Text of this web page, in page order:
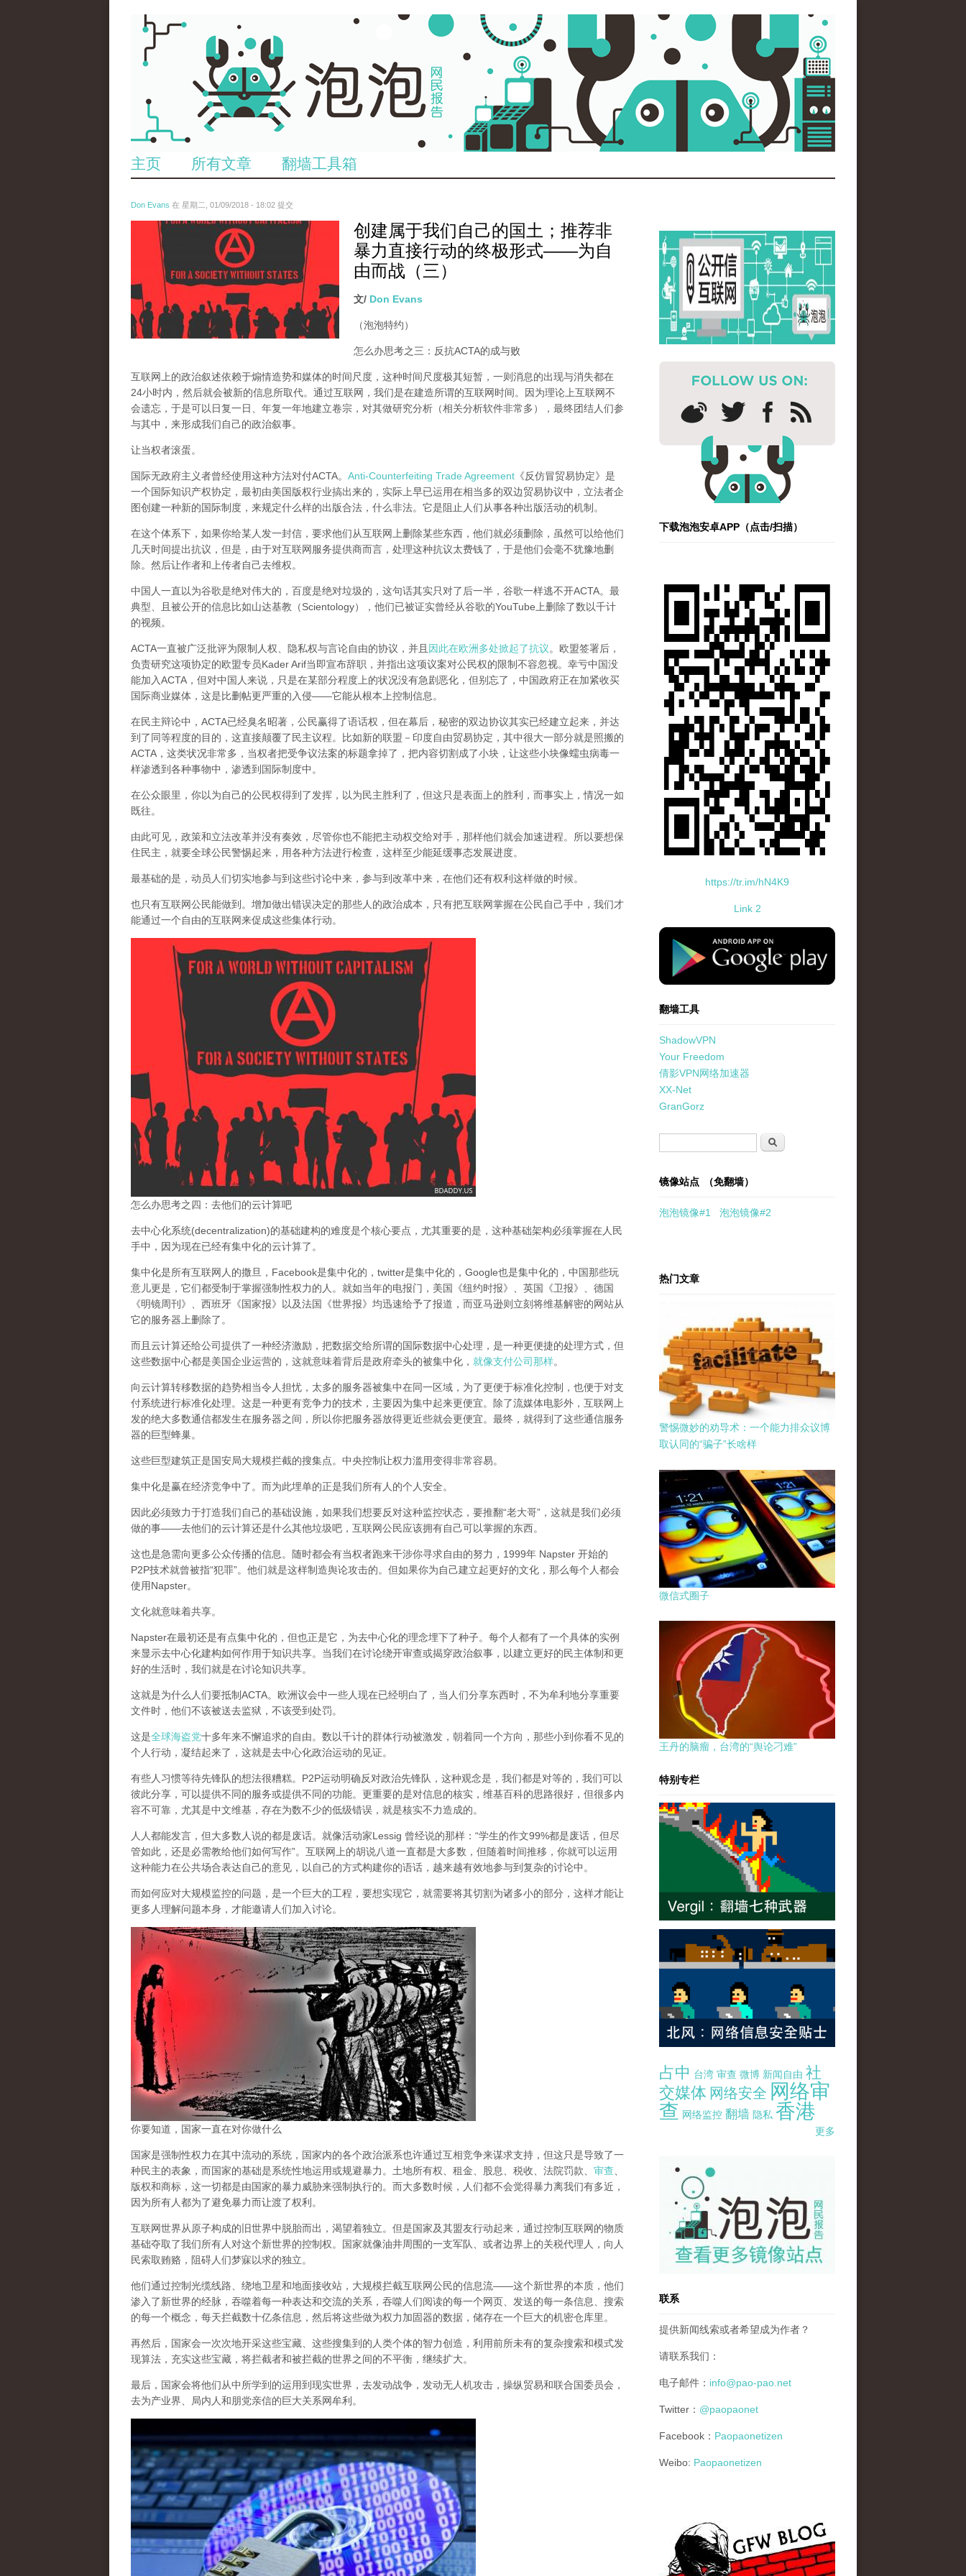
主页 所有文章 翻墙工具箱
Don Evans 在 星期二, 01/09/2018 - 18:02 提交
wechatimg875.jpeg
创建属于我们自己的国土；推荐非
暴力直接行动的终极形式——为自
由而战（三）
文/ Don Evans
（泡泡特约）
怎么办思考之三：反抗ACTA的成与败
互联网上的政治叙述依赖于煽情造势和媒体的时间尺度，这种时间尺度极其短暂，一则消息的出现与消失都在
24小时内，然后就会被新的信息所取代。通过互联网，我们是在建造所谓的互联网时间。因为理论上互联网不
会遗忘，于是可以日复一日、年复一年地建立卷宗，对其做研究分析（相关分析软件非常多）， 最终团结人们参
与其中，来形成我们自己的政治叙事。
让当权者滚蛋。
国际无政府主义者曾经使用这种方法对付ACTA。 Anti-Counterfeiting Trade Agreement 《反仿冒贸易协定》是
一个国际知识产权协定，最初由美国版权行业搞出来的，实际上早已运用在相当多的双边贸易协议中，立法者企
图创建一种新的国际制度，来规定什么样的出版合法，什么非法。它是阻止人们从事各种出版活动的机制。
在这个体系下，如果你给某人发一封信，要求他们从互联网上删除某些东西，他们就必须删除，虽然可以给他们
几天时间提出抗议，但是，由于对互联网服务提供商而言，处理这种抗议太费钱了，于是他们会毫不犹豫地删
除。然后让作者和上传者自己去维权。
中国人一直以为谷歌是绝对伟大的，百度是绝对垃圾的，这句话其实只对了后一半，谷歌一样逃不开ACTA。最
典型、且被公开的信息比如山达基教（Scientology），他们已被证实曾经从谷歌的YouTube上删除了数以千计
的视频。
ACTA一直被广泛批评为限制人权、隐私权与言论自由的协议，并且 因此在欧洲多处掀起了抗议。欧盟签署后，
负责研究这项协定的欧盟专员Kader Arif当即宣布辞职，并指出这项议案对公民权的限制不容忽视。 幸亏中国没
能加入ACTA，但对中国人来说，只是在某部分程度上的状况没有急剧恶化，但别忘了，中国政府正在加紧收买
国际商业媒体，这是比删帖更严重的入侵——它能从根本上控制信息。
在民主辩论中，ACTA已经臭名昭著，公民赢得了语话权，但在幕后，秘密的双边协议其实已经建立起来，并达
到了同等程度的目的，这直接颠覆了民主议程。比如新的联盟－印度自由贸易协定，其中很大一部分就是照搬的
ACTA，这类状况非常多，当权者把受争议法案的标题拿掉了，把内容切割成了小块，让这些小块像蠕虫病毒一
样渗透到各种事物中，渗透到国际制度中。
在公众眼里，你以为自己的公民权得到了发挥，以为民主胜利了，但这只是表面上的胜利，而事实上，情况一如
既往。
由此可见，政策和立法改革并没有奏效，尽管你也不能把主动权交给对手，那样他们就会加速进程。所以要想保
住民主，就要全球公民警惕起来，用各种方法进行检查，这样至少能延缓事态发展进度。
最基础的是，动员人们切实地参与到这些讨论中来，参与到改革中来，在他们还有权利这样做的时候。
也只有互联网公民能做到。增加做出错误决定的那些人的政治成本，只有把互联网掌握在公民自己手中，我们才
能通过一个自由的互联网来促成这些集体行动。
怎么办思考之四：去他们的云计算吧
去中心化系统(decentralization)的基础建构的难度是个核心要点， 尤其重要的是，这种基础架构必须掌握在人民
手中， 因为现在已经有集中化的云计算了。
集中化是所有互联网人的撒旦 ，Facebook是集中化的，twitter是集中化的，Google也是集中化的，中国那些玩
意儿更是，它们都受制于掌握强制性权力的人。就如当年的电报门，美国《纽约时报》、英国《卫报》、德国
《明镜周刊》、西班牙《国家报》以及法国《世界报》均迅速给予了报道，而亚马逊则立刻将维基解密的网站从
它的服务器上删除了。
而且云计算还给公司提供了一种经济激励，把数据交给所谓的国际数据中心处理，是一种更便捷的处理方式，但
这些数据中心都是美国企业运营的，这就意味着背后是政府牵头的被集中化， 就像支付公司那样。
向云计算转移数据的趋势相当令人担忧，太多的服务器被集中在同一区域，为了更便于标准化控制，也便于对支
付系统进行标准化处理。这是一种更有竞争力的技术，主要因为集中起来更便宜。除了流媒体电影外，互联网上
发的绝大多数通信都发生在服务器之间，所以你把服务器放得更近些就会更便宜。最终，就得到了这些通信服务
器的巨型蜂巢。
这些巨型建筑正是国安局大规模拦截的搜集点。中央控制让权力滥用变得非常容易。
集中化是赢在经济竞争中了。而为此埋单的正是我们所有人的个人安全。
因此必须致力于打造我们自己的基础设施，如果我们想要反对这种监控状态，要推翻“老大哥”，这就是我们必须
做的事——去他们的云计算还是什么其他垃圾吧，互联网公民应该拥有自己可以掌握的东西。
这也是急需向更多公众传播的信息。随时都会有当权者跑来干涉你寻求自由的努力，1999年 Napster 开始的
P2P技术就曾被指“犯罪”。他们就是这样制造舆论攻击的。但如果你为自己建立起更好的文化，那么每个人都会
使用Napster。
文化就意味着共享。
Napster在最初还是有点集中化的，但也正是它，为去中心化的理念埋下了种子。每个人都有了一个具体的实例
来显示去中心化建构如何作用于知识共享。 当我们在讨论绕开审查或揭穿政治叙事，以建立更好的民主体制和更
好的生活时，我们就是在讨论知识共享。
这就是为什么人们要抵制ACTA。欧洲议会中一些人现在已经明白了，当人们分享东西时，不为牟利地分享重要
文件时，他们不该被送去监狱，不该受到处罚。
这是全球海盗党十多年来不懈追求的自由。数以千计的群体行动被激发，朝着同一个方向，那些小到你看不见的
个人行动，凝结起来了， 这就是去中心化政治运动的见证。
有些人习惯等待先锋队的想法很糟糕。P2P运动明确反对政治先锋队，这种观念是，我们都是对等的，我们可以
彼此分享，可以提供不同的服务或提供不同的功能。更重要的是对信息的核实，维基百科的思路很好，但很多内
容不可靠，尤其是中文维基，存在为数不少的低级错误，就是核实不力造成的。
人人都能发言，但大多数人说的都是废话。就像活动家Lessig 曾经说的那样：“学生的作文99%都是废话，但尽
管如此，还是必需教给他们如何写作”。互联网上的胡说八道一直都是大多数，但随着时间推移，你就可以运用
这种能力在公共场合表达自己的意见，以自己的方式构建你的语话，越来越有效地参与到复杂的讨论中。
而如何应对大规模监控的问题，是一个巨大的工程，要想实现它，就需要将其切割为诸多小的部分，这样才能让
更多人理解问题本身，才能邀请人们加入讨论。
你要知道，国家一直在对你做什么
国家是强制性权力在其中流动的系统，国家内的各个政治派系也许通过互相竞争来谋求支持，但这只是导致了一
种民主的表象，而国家的基础是系统性地运用或规避暴力。土地所有权、租金、股息、税收、法院罚款、 审查
版权和商标，这一切都是由国家的暴力威胁来强制执行的。而大多数时候，人们都不会觉得暴力离我们有多近，
因为所有人都为了避免暴力而让渡了权利。
互联网世界从原子构成的旧世界中脱胎而出，渴望着独立。但是国家及其盟友行动起来，通过控制互联网的物质
基础夺取了我们所有人对这个新世界的控制权。国家就像油井周围的一支军队、或者边界上的关税代理人，向人
民索取贿赂，阻碍人们梦寐以求的独立。
他们通过控制光缆线路、绕地卫星和地面接收站，大规模拦截互联网公民的信息流——这个新世界的本质，他们
渗入了新世界的经脉，吞噬着每一种表达和交流的关系，吞噬人们阅读的每一个网页、发送的每一条信息、搜索
的每一个概念，每天拦截数十亿条信息，然后将这些做为权力加固器的数据，储存在一个巨大的机密仓库里。
再然后，国家会一次次地开采这些宝藏、这些搜集到的人类个体的智力创造，利用前所未有的复杂搜索和模式发
现算法，充实这些宝藏，将拦截者和被拦截的世界之间的不平衡，继续扩大。
最后， 国家会将他们从中所学到的运用到现实世界，去发动战争，发动无人机攻击，操纵贸易和联合国委员会，
去为产业界、局内人和朋党亲信的巨大关系网牟利。
下载泡泡安卓APP（点击/扫描）
https://tr.im/hN4K9
Link 2
standard-icon-googleplay-app-store.png
翻墙工具
ShadowVPN
Your Freedom
倩影VPN网络加速器
XX-Net
GranGorz
搜索
镜像站点 （免翻墙）
泡泡镜像#1 泡泡镜像#2
热门文章
警惕微妙的劝导术：一个能力排众议博
取认同的“骗子”长啥样
微信式圈子
王丹的脑瘤，台湾的“舆论刁难”
特别专栏
占中 台湾 审查 微博 新闻自由 社
交媒体 网络安全 网络审
查 网络监控 翻墙 隐私 香港
更多
pao-pao-banner-mirror-site-120814.jpg
联系
提供新闻线索或者希望成为作者？
请联系我们：
电子邮件： info@pao-pao.net
Twitter： @paopaonet
Facebook： Paopaonetizen
Weibo: Paopaonetizen
gfw_blog_small.jpg